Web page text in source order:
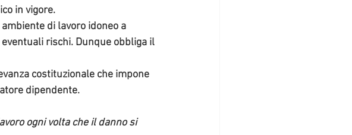
in vigore.
di lavoro idoneo a
rischi. Dunque obbliga il
costituzionale che impone
dipendente.
ogni volta che il danno si